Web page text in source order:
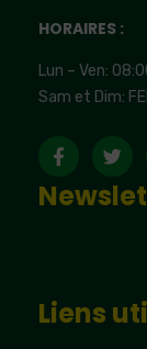
HORAIRES :
Lun – Ven:
Sam et Dim:
Liens